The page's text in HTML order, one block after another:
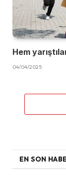
Hem
04/04/2025
EN SON